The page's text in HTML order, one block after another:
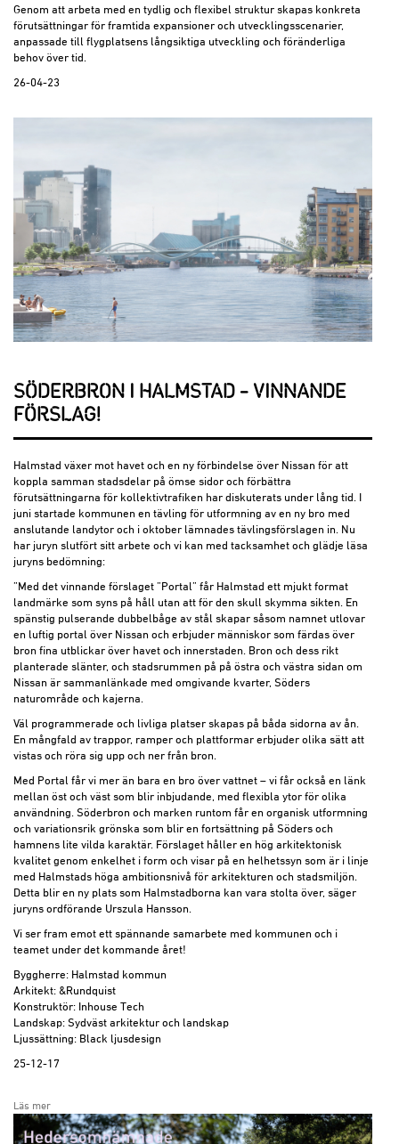
Genom att arbeta med en tydlig och flexibel struktur skapas konkreta
förutsättningar för framtida expansioner och utvecklingsscenarier,
anpassade till flygplatsens långsiktiga utveckling och föränderliga
behov över tid.
26-04-23
SÖDERBRON I HALMSTAD – VINNANDE
FÖRSLAG!
Halmstad växer mot havet och en ny förbindelse över Nissan för att
koppla samman stadsdelar på ömse sidor och förbättra
förutsättningarna för kollektivtrafiken har diskuterats under lång tid. I
juni startade kommunen en tävling för utformning av en ny bro med
anslutande landytor och i oktober lämnades tävlingsförslagen in. Nu
har juryn slutfört sitt arbete och vi kan med tacksamhet och glädje läsa
juryns bedömning:
”Med det vinnande förslaget ”Portal” får Halmstad ett mjukt format
landmärke som syns på håll utan att för den skull skymma sikten. En
spänstig pulserande dubbelbåge av stål skapar såsom namnet utlovar
en luftig portal över Nissan och erbjuder människor som färdas över
bron fina utblickar över havet och innerstaden. Bron och dess rikt
planterade slänter, och stadsrummen på på östra och västra sidan om
Nissan är sammanlänkade med omgivande kvarter, Söders
naturområde och kajerna.
Väl programmerade och livliga platser skapas på båda sidorna av ån.
En mångfald av trappor, ramper och plattformar erbjuder olika sätt att
vistas och röra sig upp och ner från bron.
Med Portal får vi mer än bara en bro över vattnet – vi får också en länk
mellan öst och väst som blir inbjudande, med flexibla ytor för olika
användning. Söderbron och marken runtom får en organisk utformning
och variationsrik grönska som blir en fortsättning på Söders och
hamnens lite vilda karaktär. Förslaget håller en hög arkitektonisk
kvalitet genom enkelhet i form och visar på en helhetssyn som är i linje
med Halmstads höga ambitionsnivå för arkitekturen och stadsmiljön.
Detta blir en ny plats som Halmstadborna kan vara stolta över, säger
juryns ordförande Urszula Hansson.
Vi ser fram emot ett spännande samarbete med kommunen och i
teamet under det kommande året!
Byggherre: Halmstad kommun
Arkitekt: &Rundquist
Konstruktör: Inhouse Tech
Landskap: Sydväst arkitektur och landskap
Ljussättning: Black ljusdesign
25-12-17
Läs mer